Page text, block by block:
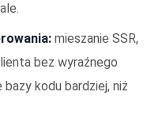
mieszanie SSR,
bez wyraźnego
kodu bardziej, niż